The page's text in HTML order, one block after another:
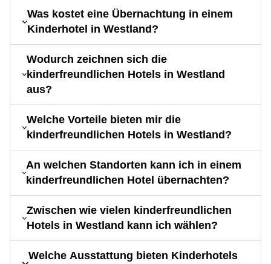
Was kostet eine Übernachtung in einem
Kinderhotel in Westland?
Wodurch zeichnen sich die
kinderfreundlichen Hotels in Westland
aus?
Welche Vorteile bieten mir die
kinderfreundlichen Hotels in Westland?
An welchen Standorten kann ich in einem
kinderfreundlichen Hotel übernachten?
Zwischen wie vielen kinderfreundlichen
Hotels in Westland kann ich wählen?
Welche Ausstattung bieten Kinderhotels